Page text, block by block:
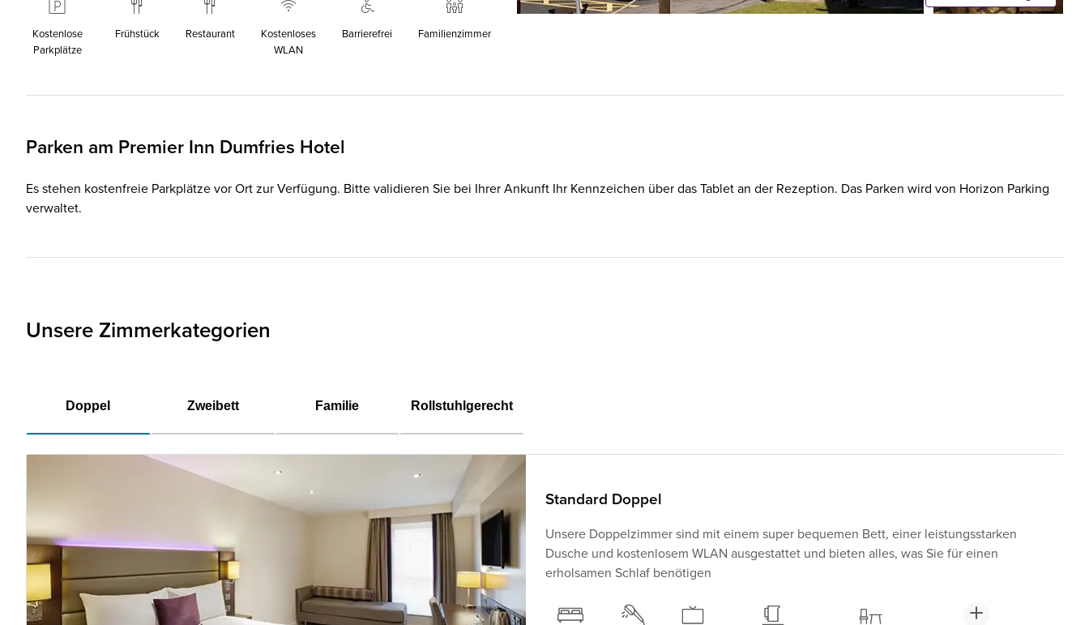
Kostenlose
Parkplätze
Frühstück Restaurant
Kostenloses
WLAN
Barrierefrei Familienzimmer
Parken am Premier Inn Dumfries Hotel
Es stehen kostenfreie Parkplätze vor Ort zur Verfügung. Bitte validieren Sie bei Ihrer Ankunft Ihr Kennzeichen über das Tablet an der Rezeption. Das Parken wird von Horizon Parking
verwaltet.
Unsere Zimmerkategorien
Doppel Zweibett Familie Rollstuhlgerecht
Standard Doppel
Unsere Doppelzimmer sind mit einem super bequemen Bett, einer leistungsstarken
Dusche und kostenlosem WLAN ausgestattet und bieten alles, was Sie für einen
erholsamen Schlaf benötigen